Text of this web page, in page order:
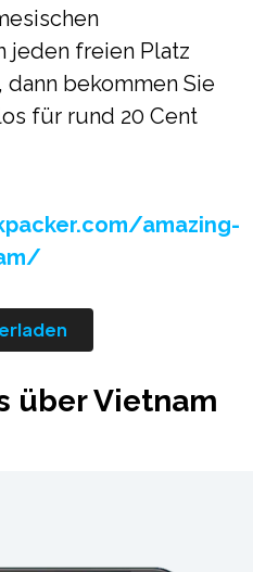
jeden freien Platz
bekommen Sie
für rund 20 Cent
amazing-
über Vietnam